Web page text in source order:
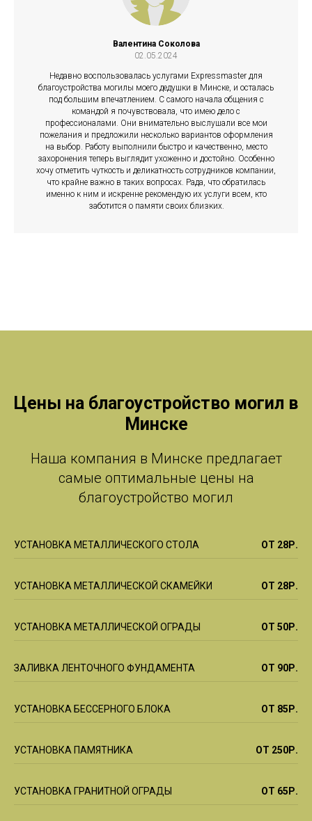
Валентина Соколова
02.05.2024
Недавно воспользовалась услугами Expressmaster для
благоустройства могилы моего дедушки в Минске, и осталась
под большим впечатлением. С самого начала общения с
командой я почувствовала, что имею дело с
профессионалами. Они внимательно выслушали все мои
пожелания и предложили несколько вариантов оформления
на выбор. Работу выполнили быстро и качественно, место
захоронения теперь выглядит ухоженно и достойно. Особенно
хочу отметить чуткость и деликатность сотрудников компании,
что крайне важно в таких вопросах. Рада, что обратилась
именно к ним и искренне рекомендую их услуги всем, кто
заботится о памяти своих близких.
Цены на благоустройство могил в
Минске
Наша компания в Минске предлагает
самые оптимальные цены на
благоустройство могил
УСТАНОВКА МЕТАЛЛИЧЕСКОГО СТОЛА ОТ 28Р.
УСТАНОВКА МЕТАЛЛИЧЕСКОЙ СКАМЕЙКИ ОТ 28Р.
УСТАНОВКА МЕТАЛЛИЧЕСКОЙ ОГРАДЫ ОТ 50Р.
ЗАЛИВКА ЛЕНТОЧНОГО ФУНДАМЕНТА ОТ 90Р.
УСТАНОВКА БЕССЕРНОГО БЛОКА ОТ 85Р.
УСТАНОВКА ПАМЯТНИКА ОТ 250Р.
УСТАНОВКА ГРАНИТНОЙ ОГРАДЫ ОТ 65Р.